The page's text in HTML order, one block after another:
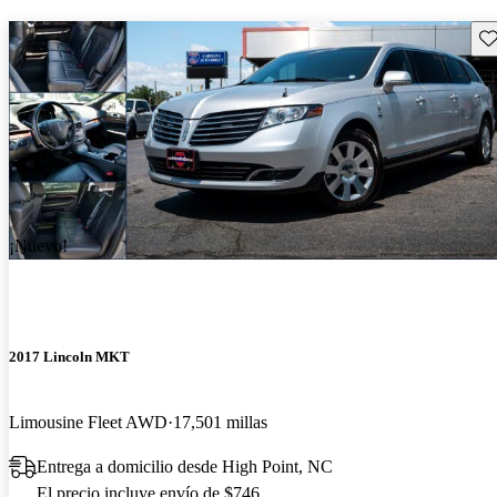
¡Nuevo!
2017 Lincoln MKT
Limousine Fleet AWD 17,501 millas
Entrega a domicilio desde High Point, NC